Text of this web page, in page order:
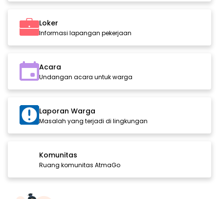
Loker
Informasi lapangan pekerjaan
Acara
Undangan acara untuk warga
Laporan Warga
Masalah yang terjadi di lingkungan
Komunitas
Ruang komunitas AtmaGo